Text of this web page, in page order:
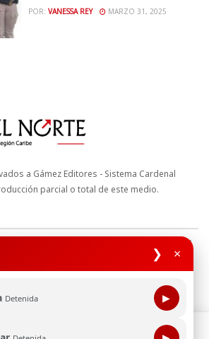
❯ ×
Detenida ▶
POR: VANESSA REY MARZO 31, 2025
a Gámez Editores - Sistema Cardenal
parcial o total de este medio.
Derechos de Autor y Propiedad Intelectual
Política de Tratamiento de Datos
cookie para mejorar tu experiencia de